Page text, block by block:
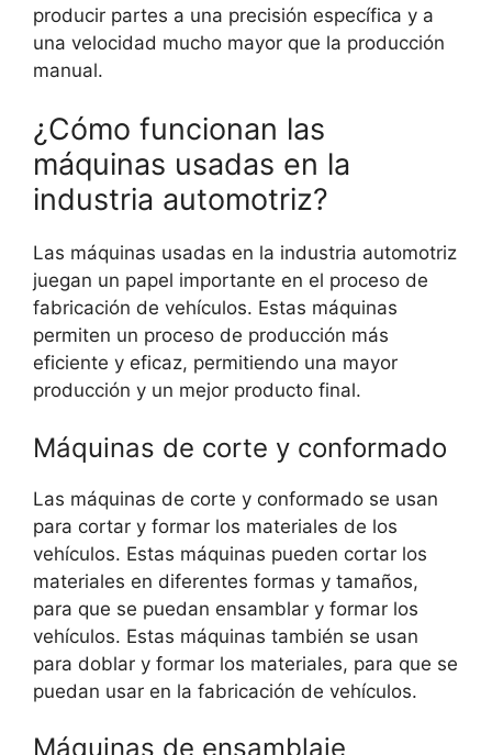
producir partes a una precisión específica y a
una velocidad mucho mayor que la producción
manual.
¿Cómo funcionan las
máquinas usadas en la
industria automotriz?
Las máquinas usadas en la industria automotriz
juegan un papel importante en el proceso de
fabricación de vehículos. Estas máquinas
permiten un proceso de producción más
eficiente y eficaz, permitiendo una mayor
producción y un mejor producto final.
Máquinas de corte y conformado
Las máquinas de corte y conformado se usan
para cortar y formar los materiales de los
vehículos. Estas máquinas pueden cortar los
materiales en diferentes formas y tamaños,
para que se puedan ensamblar y formar los
vehículos. Estas máquinas también se usan
para doblar y formar los materiales, para que se
puedan usar en la fabricación de vehículos.
Máquinas de ensamblaje